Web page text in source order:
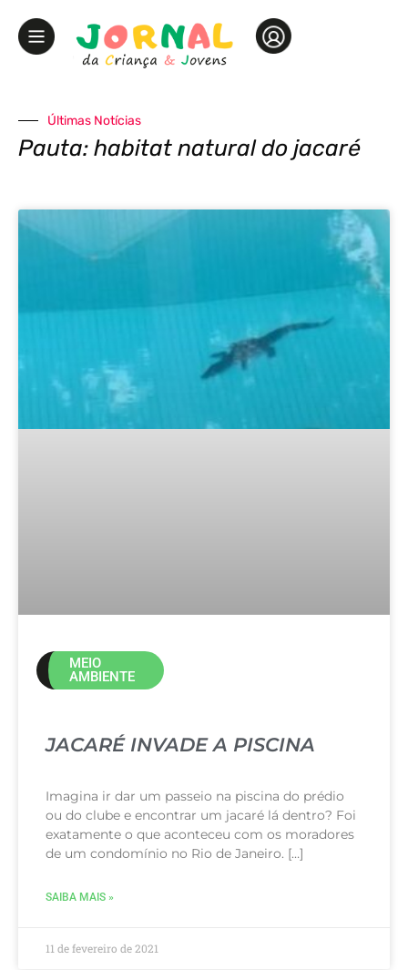
Últimas Notícias
Pauta: habitat natural do jacaré
MEIO
AMBIENTE
JACARÉ INVADE A PISCINA
Imagina ir dar um passeio na piscina do prédio
ou do clube e encontrar um jacaré lá dentro? Foi
exatamente o que aconteceu com os moradores
de um condomínio no Rio de Janeiro. […]
SAIBA MAIS »
11 de fevereiro de 2021